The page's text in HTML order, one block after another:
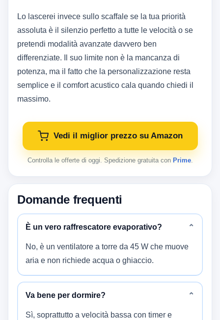
Lo lascerei invece sullo scaffale se la tua priorità
assoluta è il silenzio perfetto a tutte le velocità o se
pretendi modalità avanzate davvero ben
differenziate. Il suo limite non è la mancanza di
potenza, ma il fatto che la personalizzazione resta
semplice e il comfort acustico cala quando chiedi il
massimo.
Vedi il miglior prezzo su Amazon
Controlla le offerte di oggi. Spedizione gratuita con Prime.
Domande frequenti
È un vero raffrescatore evaporativo? ⌄
No, è un ventilatore a torre da 45 W che muove
aria e non richiede acqua o ghiaccio.
Va bene per dormire? ⌄
Sì, soprattutto a velocità bassa con timer e